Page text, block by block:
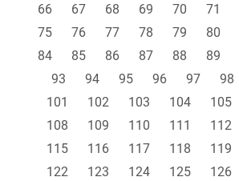
66
67 68 69 70 71
75
76 77 78 79 80
84
85 86 87 88 89
93
94 95 96 97 98
101
102 103 104 105
108
109 110 111 112
115
116 117 118 119
122
123 124 125 126